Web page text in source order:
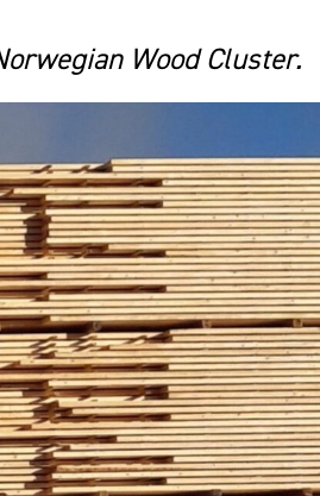
Wood Cluster.